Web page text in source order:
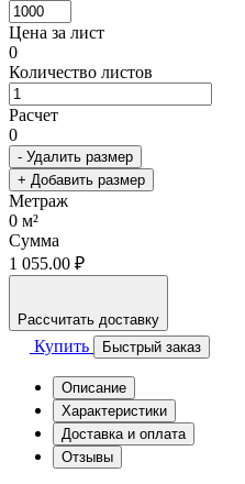
Цена за лист
0
Количество листов
Расчет
0
- Удалить размер
+ Добавить размер
Метраж
0 м²
Сумма
1 055.00 ₽
Рассчитать доставку
Купить Быстрый заказ
Описание
Характеристики
Доставка и оплата
Отзывы